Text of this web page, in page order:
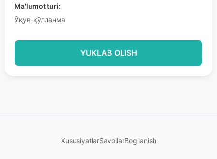
Ma'lumot turi:
Ўқув-қўлланма
YUKLAB OLISH
XususiyatlarSavollarBog'lanish